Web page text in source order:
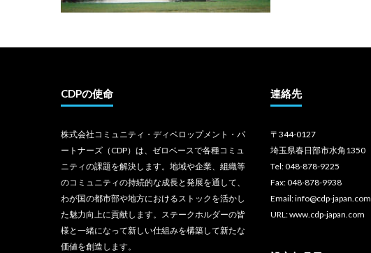
CDPの使命
株式会社コミュニティ・ディベロップメント・パ
ートナーズ（CDP）は、ゼロベースで各種コミュ
ニティの課題を解決します。地域や企業、組織等
のコミュニティの持続的な成長と発展を通して、
わが国の都市部や地方におけるストックを活かし
た魅力向上に貢献します。ステークホルダーの皆
様と一緒になって新しい仕組みを構築して新たな
価値を創造します。
連絡先
〒344-0127
埼玉県春日部市水角1350
Tel: 048-878-9225
Fax: 048-878-9938
Email: info@cdp-japan.com
URL: www.cdp-japan.com